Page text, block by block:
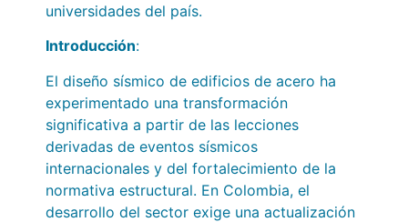
universidades del país.
Introducción:
El diseño sísmico de edificios de acero ha
experimentado una transformación
significativa a partir de las lecciones
derivadas de eventos sísmicos
internacionales y del fortalecimiento de la
normativa estructural. En Colombia, el
desarrollo del sector exige una actualización